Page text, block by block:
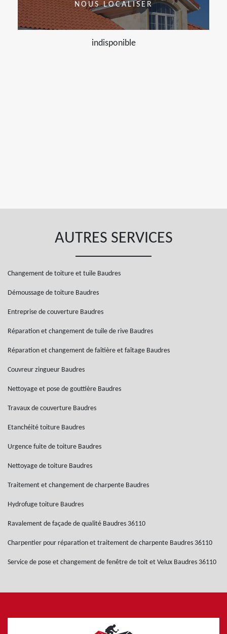
NOUS LOCALISER
indisponible
AUTRES SERVICES
Changement de toiture et tuile Baudres
Démoussage de toiture Baudres
Entreprise de couverture Baudres
Réparation et changement de tuile de rive Baudres
Réparation et changement de faîtière et faîtage Baudres
Couvreur zingueur Baudres
Nettoyage et pose de gouttière Baudres
Travaux de couverture Baudres
Etanchéité toiture Baudres
Urgence fuite de toiture Baudres
Nettoyage de toiture Baudres
Traitement et changement de charpente Baudres
Hydrofuge toiture Baudres
Ravalement de façade de qualité Baudres 36110
Charpentier pour réparation et traitement de charpente Baudres 36110
Service de pose et changement de fenêtre de toit et Velux Baudres 36110